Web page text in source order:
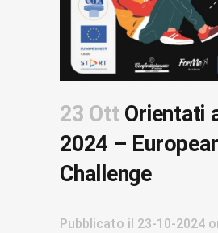
23 Ott Orientati
2024 –
Challenge
Pubblicato il 23-10-2024